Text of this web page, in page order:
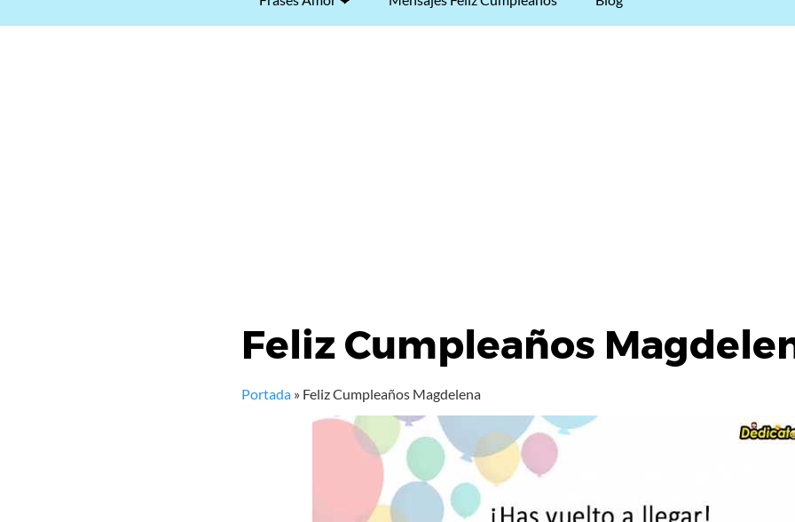
Feliz Cumpleaños
Portada » Feliz Cumpleaños Magdelena